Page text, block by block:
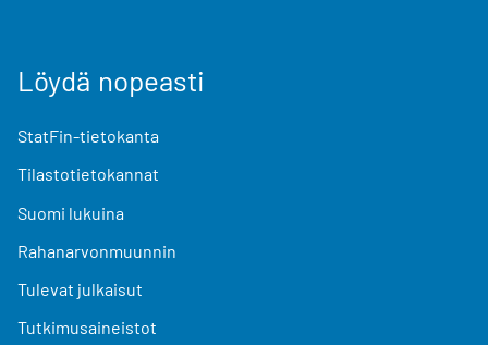
Löydä nopeasti
StatFin-tietokanta
Tilastotietokannat
Suomi lukuina
Rahanarvonmuunnin
Tulevat julkaisut
Tutkimusaineistot